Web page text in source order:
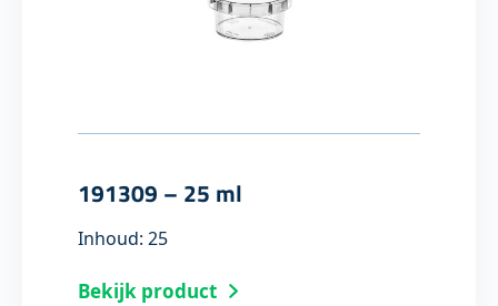
191309 – 25 ml
Inhoud: 25
Bekijk product